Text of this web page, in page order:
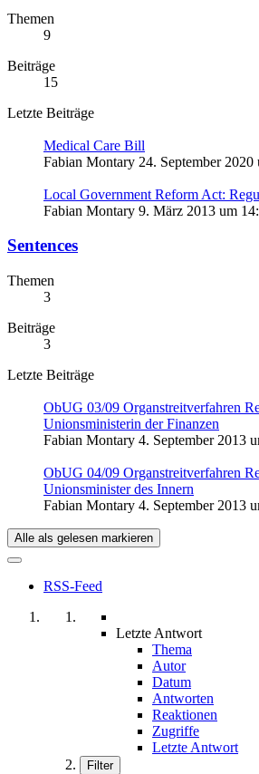
Themen
9
Beiträge
15
Letzte Beiträge
Medical Care Bill
Fabian Montary 24. September 2020
Local Government Reform Act:
Fabian Montary 9. März 2013 um
Sentences
Themen
3
Beiträge
3
Letzte Beiträge
ObUG 03/09 Organstreitverfahren
Unionsministerin der Finanzen
Fabian Montary 4. September 2013
ObUG 04/09 Organstreitverfahren
Unionsminister des Innern
Fabian Montary 4. September 2013
Alle als gelesen markieren
RSS-Feed
Letzte Antwort
Thema
Autor
Datum
Antworten
Reaktionen
Zugriffe
Letzte Antwort
Filter